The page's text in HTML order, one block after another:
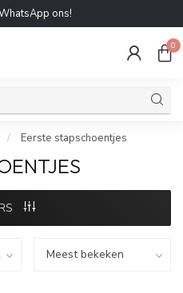
ons!
0
/ Eerste stapschoentjes